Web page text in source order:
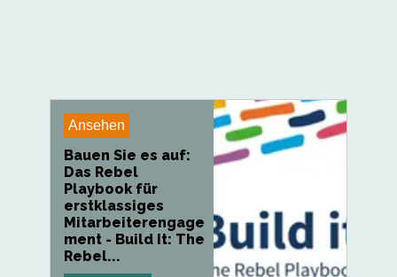
Ansehen
Bauen Sie es auf:
Das Rebel
Playbook für
erstklassiges
Mitarbeiterengage
ment - Build It: The
Rebel...